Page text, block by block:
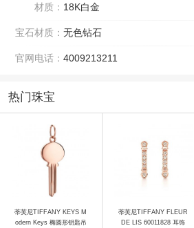
材质： 18K白金
宝石材质： 无色钻石
官网电话： 4009213211
热门珠宝
蒂芙尼TIFFANY KEYS M
odern Keys 椭圆形钥匙吊
蒂芙尼TIFFANY FLEUR
DE LIS 60011828 耳饰